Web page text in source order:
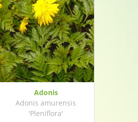
Adonis
Adonis amurensis
'Pleniflora'